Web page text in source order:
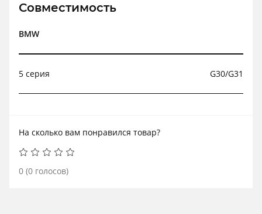
Совместимость
BMW
5 серия G30/G31
На сколько вам понравился товар?
0 (0 голосов)